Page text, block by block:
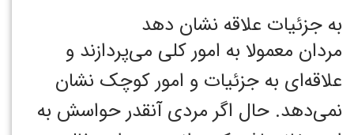
به جزئیات علاقه نشان دهد
مردان معمولا به امور کلی می‌پردازند و
علاقه‌ای به جزئیات و امور کوچک نشان
نمی‌دهد. حال اگر مردی آنقدر حواسش به